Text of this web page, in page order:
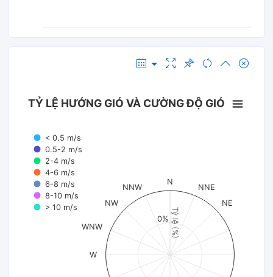
Tỷ lệ (%)
TỶ LỆ HƯỚNG GIÓ VÀ CƯỜNG ĐỘ GIÓ
< 0.5 m/s
0.5-2 m/s
2-4 m/s
4-6 m/s
6-8 m/s
8-10 m/s
> 10 m/s
N
NNE
NE
W
WNW
NW
NNW
0%